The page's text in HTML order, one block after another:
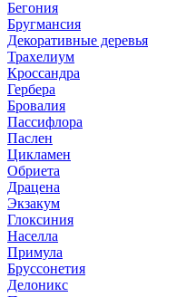
Бегония
Бругмансия
Декоративные деревья
Трахелиум
Кроссандра
Гербера
Бровалия
Пассифлора
Паслен
Цикламен
Обриета
Драцена
Экзакум
Глоксиния
Населла
Примула
Бруссонетия
Делоникс